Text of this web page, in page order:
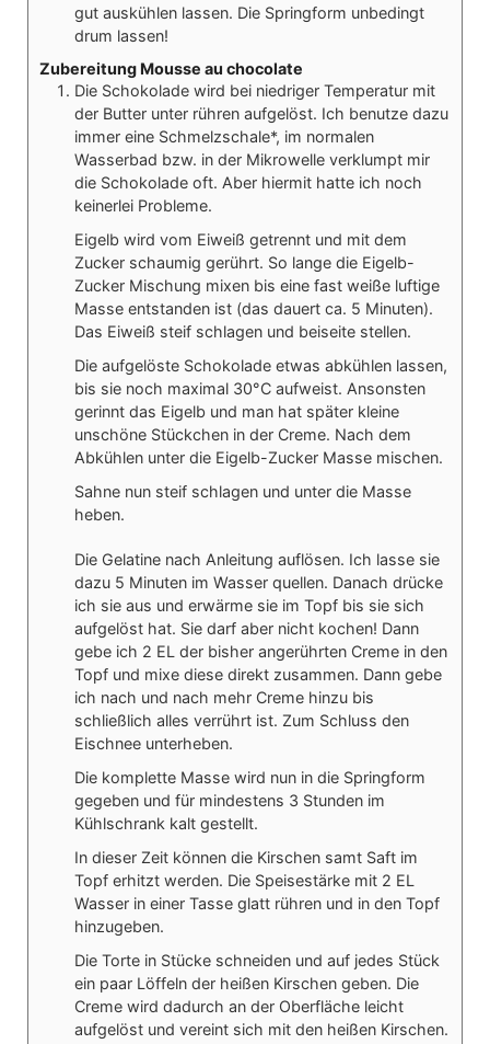
gut auskühlen lassen. Die Springform unbedingt
drum lassen!
Zubereitung Mousse au chocolate
Die Schokolade wird bei niedriger Temperatur mit
der Butter unter rühren aufgelöst. Ich benutze dazu
immer eine Schmelzschale*, im normalen
Wasserbad bzw. in der Mikrowelle verklumpt mir
die Schokolade oft. Aber hiermit hatte ich noch
keinerlei Probleme.
Eigelb wird vom Eiweiß getrennt und mit dem
Zucker schaumig gerührt. So lange die Eigelb-
Zucker Mischung mixen bis eine fast weiße luftige
Masse entstanden ist (das dauert ca. 5 Minuten).
Das Eiweiß steif schlagen und beiseite stellen.
Die aufgelöste Schokolade etwas abkühlen lassen,
bis sie noch maximal 30°C aufweist. Ansonsten
gerinnt das Eigelb und man hat später kleine
unschöne Stückchen in der Creme. Nach dem
Abkühlen unter die Eigelb-Zucker Masse mischen.
Sahne nun steif schlagen und unter die Masse
heben.
Die Gelatine nach Anleitung auflösen. Ich lasse sie
dazu 5 Minuten im Wasser quellen. Danach drücke
ich sie aus und erwärme sie im Topf bis sie sich
aufgelöst hat. Sie darf aber nicht kochen! Dann
gebe ich 2 EL der bisher angerührten Creme in den
Topf und mixe diese direkt zusammen. Dann gebe
ich nach und nach mehr Creme hinzu bis
schließlich alles verrührt ist. Zum Schluss den
Eischnee unterheben.
Die komplette Masse wird nun in die Springform
gegeben und für mindestens 3 Stunden im
Kühlschrank kalt gestellt.
In dieser Zeit können die Kirschen samt Saft im
Topf erhitzt werden. Die Speisestärke mit 2 EL
Wasser in einer Tasse glatt rühren und in den Topf
hinzugeben.
Die Torte in Stücke schneiden und auf jedes Stück
ein paar Löffeln der heißen Kirschen geben. Die
Creme wird dadurch an der Oberfläche leicht
aufgelöst und vereint sich mit den heißen Kirschen.